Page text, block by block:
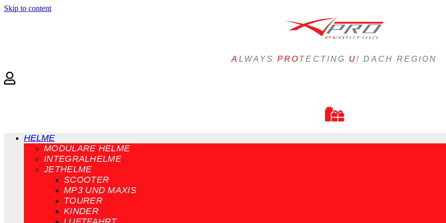
Skip to content
A LWAYSPRO TECTING U! DACH REGION
HELME
MODULARE HELME
INTEGRALHELME
JETHELME
SCOOTER
MP3 UND MAXIS
TOURER
KINDER